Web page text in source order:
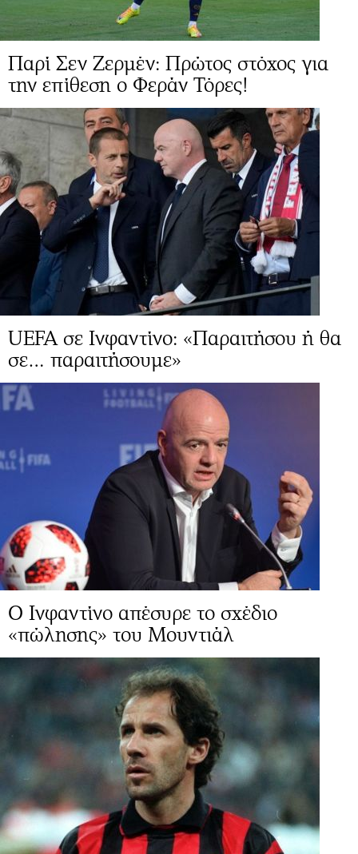
Παρί Σεν Ζερμέν: Πρώτος στόχος για
την επίθεση ο Φεράν Τόρες!
UEFA σε Ινφαντίνο: «Παραιτήσου ή θα
σε… παραιτήσουμε»
Ο Ινφαντίνο απέσυρε το σχέδιο
«πώλησης» του Μουντιάλ